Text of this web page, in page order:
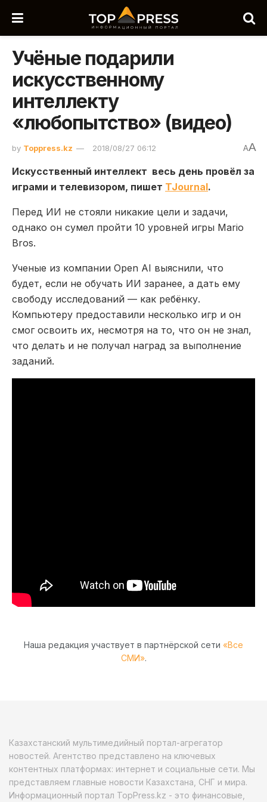
Учёные подарили
искусственному
интеллекту
«любопытство» (видео)
by Toppress.kz 2018/08/27 06:12 AA
Искусственный интеллект весь день провёл за
играми и телевизором, пишет TJournal.
Перед ИИ не стояли никакие цели и задачи,
однако он сумел пройти 10 уровней игры Mario
Bros.
Ученые из компании Open AI выяснили, что
будет, если не обучать ИИ заранее, а дать ему
свободу исследований — как ребёнку.
Компьютеру предоставили несколько игр и он
смог освоить их, несмотря на то, что он не знал,
что делать и не получал наград за выполнение
заданий.
Наша редакция участвует в партнёрской сети «Все
СМИ».
Казахстанский мультимедийный портал-агрегатор
новостей. Агентство представлено на ключевых
контентных платформах: интернет и социальные сети. Мы
представляем главные новости Казахстана, СНГ и мира.
Информационный портал TopPress.kz - это финансовые,